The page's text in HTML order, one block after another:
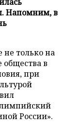
Напомним, в
не только на
общества в
при
России».